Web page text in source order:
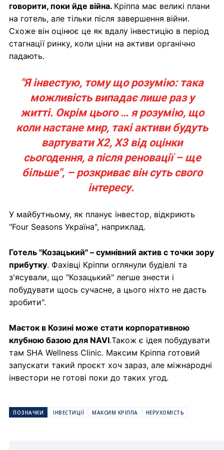
говорити, поки йде війна. Кріппа має великі плани
на готель, але тільки після завершення війни.
Схоже він оцінює це як вдалу інвестицію в період
стагнації ринку, коли ціни на активи органічно
падають.
"Я інвестую, тому що розумію: така
можливість випадає лише раз у
житті. Окрім цього … я розумію, що
коли настане мир, такі активи будуть
вартувати Х2, Х3 від оцінки
сьогодення, а після реновації – ще
більше", – розкриває він суть свого
інтересу.
У майбутньому, як планує інвестор, відкриють
"Four Seasons Україна", наприклад.
Готель "Козацький" – сумнівний актив с точки зору
прибутку. Фахівці Кріппи оглянули будівлі та
з'ясували, що "Козацький" легше знести і
побудувати щось сучасне, а цього ніхто не дасть
зробити".
Маєток в Козині може стати корпоративною
клубною базою для NAVI.Також є ідея побудувати
там SHA Wellness Clinic. Максим Кріппа готовий
запускати такий проєкт хоч зараз, але міжнародні
інвестори не готові поки до таких угод.
ПОЗНАЧКИ ІНВЕСТИЦІЇ МАКСИМ КРІППА НЕРУХОМІСТЬ